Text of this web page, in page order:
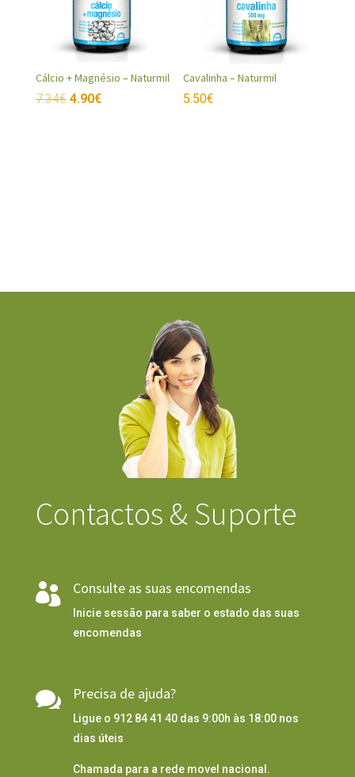
Cálcio + Magnésio – Naturmil
7.34€ 4.90€
Cavalinha – Naturmil
5.50€
Contactos & Suporte
 Consulte as suas encomendas
Inicie sessão para saber o estado das suas
encomendas
 Precisa de ajuda?
Ligue o 912 84 41 40 das 9:00h às 18:00 nos
dias úteis
Chamada para a rede movel nacional.